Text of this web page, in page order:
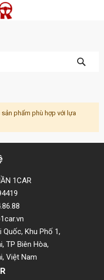
KIẾM
phẩm phù hợp với lựa
1CAR
Khu Phố 1,
Biên Hòa,
Nam